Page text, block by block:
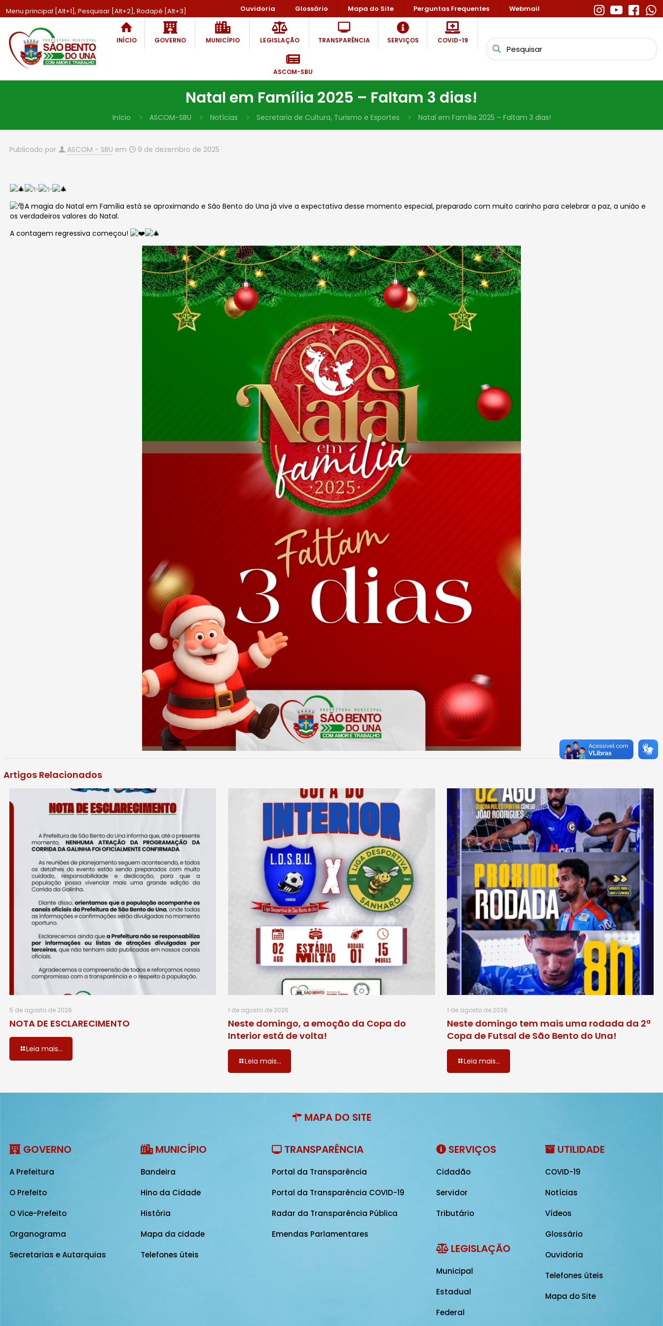
Menu principal [Alt+1], Pesquisar [Alt+2], Rodapé [Alt+3] Ouvidoria Glossário Mapa do Site Perguntas Frequentes Webmail
INÍCIO GOVERNO MUNICÍPIO LEGISLAÇÃO TRANSPARÊNCIA SERVIÇOS COVID-19
ASCOM-SBU
Natal em Família 2025 – Faltam 3 dias!
Início ASCOM-SBU Notícias Secretaria de Cultura, Turismo e Esportes Natal em Família 2025 – Faltam 3 dias!
Publicado por ASCOM - SBU em 9 de dezembro de 2025
A magia do Natal em Família está se aproximando e São Bento do Una já vive a expectativa desse momento especial, preparado com muito carinho para celebrar a paz, a união e
os verdadeiros valores do Natal.
A contagem regressiva começou!
Artigos Relacionados
5 de agosto de 2026
NOTA DE ESCLARECIMENTO
Leia mais...
1 de agosto de 2026
Neste domingo, a emoção da Copa do
Interior está de volta!
Leia mais...
1 de agosto de 2026
Neste domingo tem mais uma rodada da 2ª
Copa de Futsal de São Bento do Una!
Leia mais...
MAPA DO SITE
GOVERNO
A Prefeitura
O Prefeito
O Vice-Prefeito
Organograma
Secretarias e Autarquias
MUNICÍPIO
Bandeira
Hino da Cidade
História
Mapa da cidade
Telefones úteis
TRANSPARÊNCIA
Portal da Transparência
Portal da Transparência COVID-19
Radar da Transparência Pública
Emendas Parlamentares
SERVIÇOS
Cidadão
Servidor
Tributário
LEGISLAÇÃO
Municipal
Estadual
Federal
UTILIDADE
COVID-19
Notícias
Vídeos
Glossário
Ouvidoria
Telefones úteis
Mapa do Site